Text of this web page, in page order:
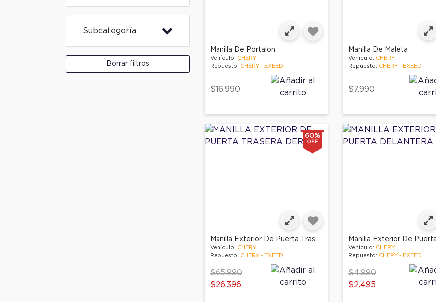
Subcategoría
Borrar filtros
Manilla De Portalon
Vehículo: CHERY
Repuesto: CHERY - EXEED
$16.990
Manilla De Maleta
Vehículo: CHERY
Repuesto: CHERY - EXEED
$7.990
60%
OFF
Manilla Exterior De Puerta Trasera Der
Vehículo: CHERY
Repuesto: CHERY - EXEED
Price reduced from
$65.990to
$26.396
Vehículo: CHERY
Repuesto: CHERY - EXEED
Price reduced from
$4.990to
$2.495